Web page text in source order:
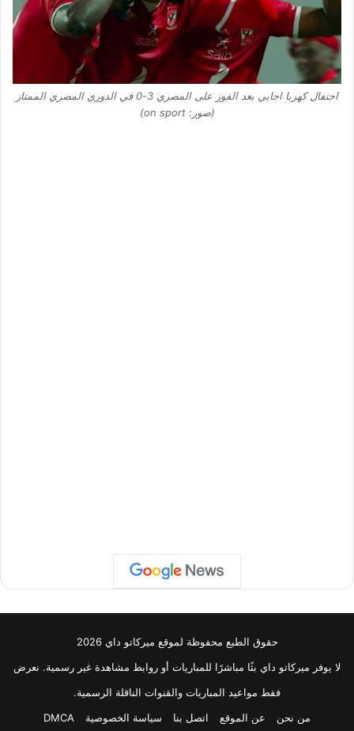
احتفال كهربا اجايي بعد الفوز على المصري 3-0 في الدوري المصري الممتاز
(صور: on sport)
حقوق الطبع محفوظة لموقع ميركاتو داي 2026
لا يوفر ميركاتو داي بثًا مباشرًا للمباريات أو روابط مشاهدة غير رسمية. نعرض
فقط مواعيد المباريات والقنوات الناقلة الرسمية.
من نحن
عن الموقع اتصل بنا سياسة الخصوصية DMCA